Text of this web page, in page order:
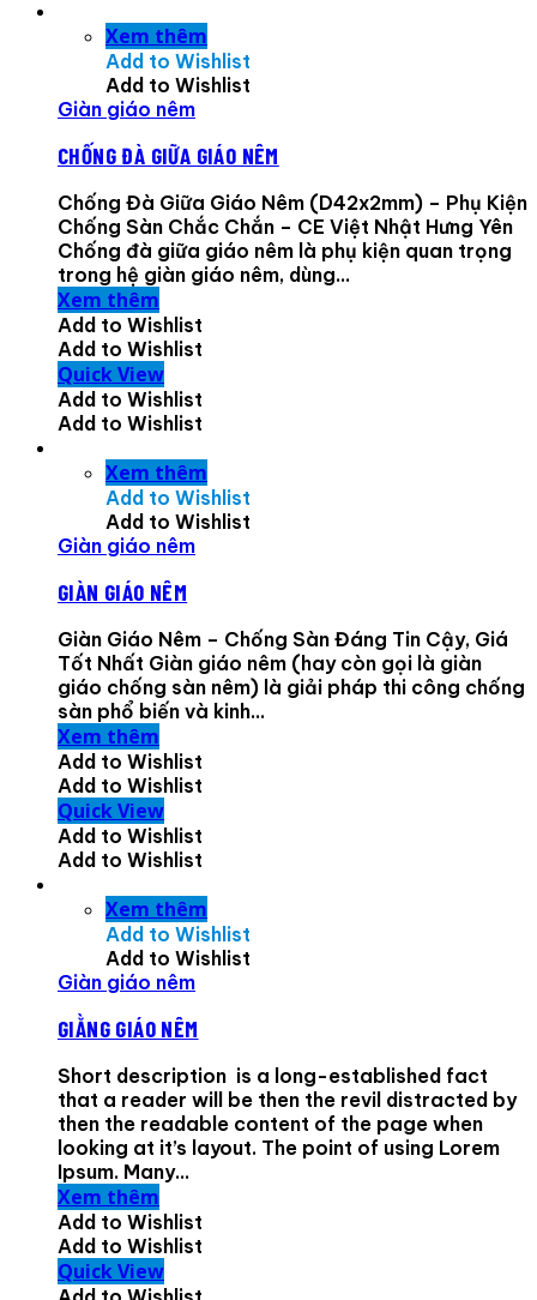
Xem thêm
Add to Wishlist
Add to Wishlist
Giàn giáo nêm
CHỐNG ĐÀ GIỮA GIÁO NÊM
Chống Đà Giữa Giáo Nêm (D42x2mm) – Phụ Kiện
Chống Sàn Chắc Chắn – CE Việt Nhật Hưng Yên
Chống đà giữa giáo nêm là phụ kiện quan trọng
trong hệ giàn giáo nêm, dùng...
Xem thêm
Add to Wishlist
Add to Wishlist
Quick View
Add to Wishlist
Add to Wishlist
Xem thêm
Add to Wishlist
Add to Wishlist
Giàn giáo nêm
GIÀN GIÁO NÊM
Giàn Giáo Nêm – Chống Sàn Đáng Tin Cậy, Giá
Tốt Nhất Giàn giáo nêm (hay còn gọi là giàn
giáo chống sàn nêm) là giải pháp thi công chống
sàn phổ biến và kinh...
Xem thêm
Add to Wishlist
Add to Wishlist
Quick View
Add to Wishlist
Add to Wishlist
Xem thêm
Add to Wishlist
Add to Wishlist
Giàn giáo nêm
GIẰNG GIÁO NÊM
Short description is a long-established fact
that a reader will be then the revil distracted by
then the readable content of the page when
looking at it’s layout. The point of using Lorem
Ipsum. Many...
Xem thêm
Add to Wishlist
Add to Wishlist
Quick View